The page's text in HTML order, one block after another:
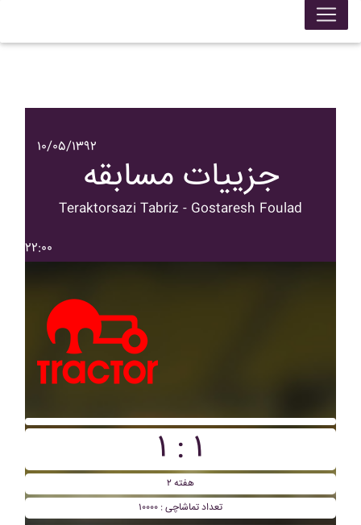
۱۰/۰۵/۱۳۹۲
جزییات مسابقه
Teraktorsazi Tabriz - Gostaresh Foulad
۲۲:۰۰
۱ : ۱
هفته ۲
تعداد تماشاچی : ۱۰۰۰۰